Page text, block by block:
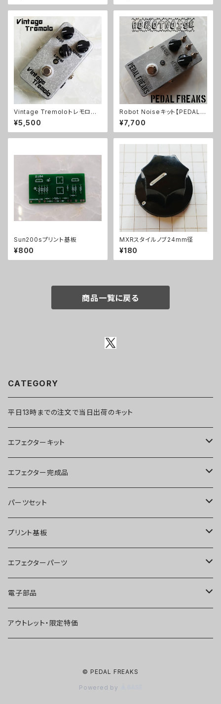
Vintage Tremoloトレモロキッ
ト
¥5,500
Robot Noiseキット【PEDAL F
REAKS】
¥7,700
Sun200sプリント基板
¥800
MXRスタイルノブ24mm径
¥180
商品一覧に戻る
CATEGORY
平日13時までの注文で当日出荷のキット
エフェクターキット
ブースター
オーバードライブ
ディストーション
ファズ
プリアンプ
空間系
エフェクター完成品
ブースター
オーバードライブ
ディストーション
ファズ
空間系
パーツセット
ブースター
オーバードライブ
ディストーション
ファズ
プリント基板
オーバードライブ
ディストーション
ファズ
エフェクターパーツ
スイッチ
ジャック
電子部品
IC
アウトレット・限定特価
© PEDAL FREAKS
Powered by